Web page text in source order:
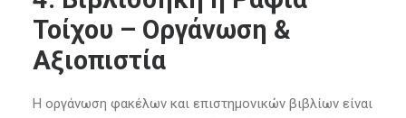
Τοίχου – Οργάνωση &
Αξιοπιστία
Η οργάνωση φακέλων και επιστημονικών βιβλίων είναι